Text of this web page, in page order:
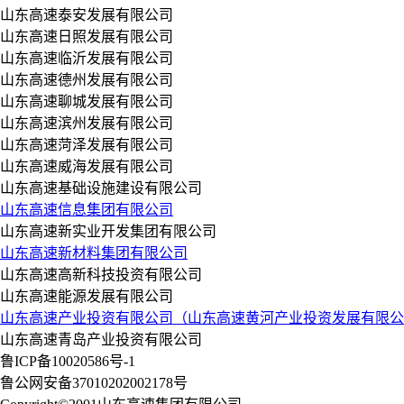
山东高速泰安发展有限公司
山东高速日照发展有限公司
山东高速临沂发展有限公司
山东高速德州发展有限公司
山东高速聊城发展有限公司
山东高速滨州发展有限公司
山东高速菏泽发展有限公司
山东高速威海发展有限公司
山东高速基础设施建设有限公司
山东高速信息集团有限公司
山东高速新实业开发集团有限公司
山东高速新材料集团有限公司
山东高速高新科技投资有限公司
山东高速能源发展有限公司
山东高速产业投资有限公司（山东高速黄河产业投资发展有限
山东高速青岛产业投资有限公司
鲁ICP备10020586号-1
鲁公网安备37010202002178号